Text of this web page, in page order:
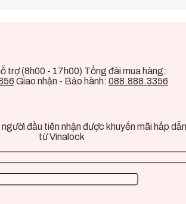
trợ (8h00 - 17h00) Tổng đài mua hàng:
Giao nhận - Bảo hành: 088.888.3356
đầu tiên nhận được khuyến mãi hấp dẫn
từ Vinalock